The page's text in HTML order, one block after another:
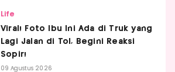
Life
Viral! Foto Ibu Ini Ada di Truk yang
Lagi Jalan di Tol, Begini Reaksi
Sopir!
09 Agustus 2026